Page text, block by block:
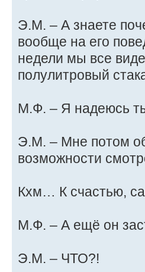
Э.М. – А знаете
вообще на его
недели мы все
полулитровый
М.Ф. – Я надеюсь
Э.М. – Мне потом
возможности
Кхм… К счастью,
М.Ф. – А ещё он
Э.М. – ЧТО?!